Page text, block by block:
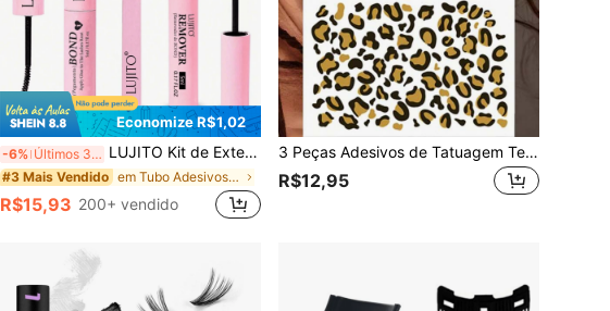
Economize R$1,02
-6% Últimos 3 dias LUJITO Kit de Extensão de Cílios DIY com Bond e Seal para Cílios Individuais, Removedor de Cola de Cílios e Pinça para Cílios, Cola para Cílios em Tufos à Prova d'Água com Duração de 48-72 Horas, Ferramenta de Maquiagem, Cola Líquida Hipoalergênica para Extensões DIY e Maquiagem Pessoal
#3 Mais Vendido em Tubo Adesivos e colas para cílios
R$15,93 200+ vendido
3 Peças Adesivos de Tatuagem Temporária Facial com Estampa de Leopardo, Adesivos de Tatuagem com Padrão de Leopardo Sexy para Mulheres Adultas, Adequado para Halloween, Cosplay, Festa, Festivais e Outras Ocasiões
R$12,95